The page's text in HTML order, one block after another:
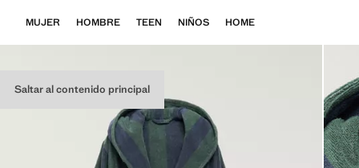
Saltar al contenido principal
MUJER HOMBRE TEEN NIÑOS HOME